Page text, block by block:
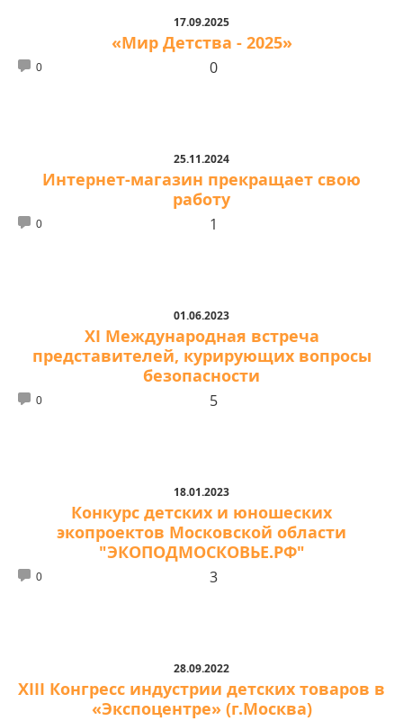
17.09.2025
«Мир Детства - 2025»
0 0
25.11.2024
Интернет-магазин прекращает свою
работу
0 1
01.06.2023
XI Международная встреча
представителей, курирующих вопросы
безопасности
0 5
18.01.2023
Конкурс детских и юношеских
экопроектов Московской области
"ЭКОПОДМОСКОВЬЕ.РФ"
0 3
28.09.2022
XIII Конгресс индустрии детских товаров в
«Экспоцентре» (г.Москва)